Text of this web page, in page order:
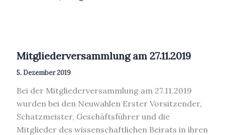
Mitgliederversammlung am 27.11.2019
5. Dezember 2019
Bei der Mitgliederversammlung am 27.11.2019
wurden bei den Neuwahlen Erster Vorsitzender,
Schatzmeister, Geschäftsführer und die
Mitglieder des wissenschaftlichen Beirats in ihren